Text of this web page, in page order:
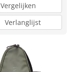
Vergelijken
Verlanglijst